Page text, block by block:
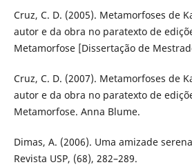
Cruz, C. D. (2005). Metamorfoses de
autor e da obra no paratexto de
Metamorfose [Dissertação de
Cruz, C. D. (2007). Metamorfoses de
autor e da obra no paratexto de
Metamorfose. Anna Blume.
Dimas, A. (2006). Uma amizade
Revista USP, (68), 282–289.